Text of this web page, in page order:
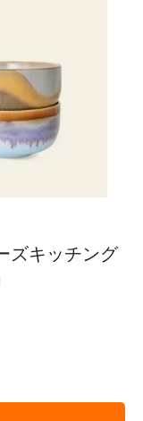
ズキッチング